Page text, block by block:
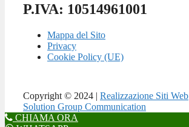
P.IVA: 10514961001
Mappa del Sito
Privacy
Cookie Policy (UE)
Copyright © 2024 | Realizzazione Siti Web
Solution Group Communication
CHIAMA ORA